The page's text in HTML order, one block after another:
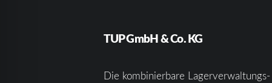
TUP GmbH & Co. KG
Die kombinierbare Lagerverwaltungs-